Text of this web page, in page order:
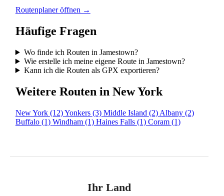
Routenplaner öffnen →
Häufige Fragen
Wo finde ich Routen in Jamestown?
Wie erstelle ich meine eigene Route in Jamestown?
Kann ich die Routen als GPX exportieren?
Weitere Routen in New York
New York (12)Yonkers (3) Middle Island (2) Albany (2)
Buffalo (1) Windham (1) Haines Falls (1) Coram (1)
Ihr Land